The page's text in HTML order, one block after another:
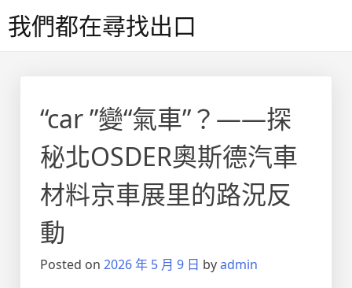
to我們都在尋找出口
“car ”變“氣車”？——探
秘北OSDER奧斯德汽車
材料京車展里的路況反
動
Posted on 2026 年 5 月 9 日 byadmin